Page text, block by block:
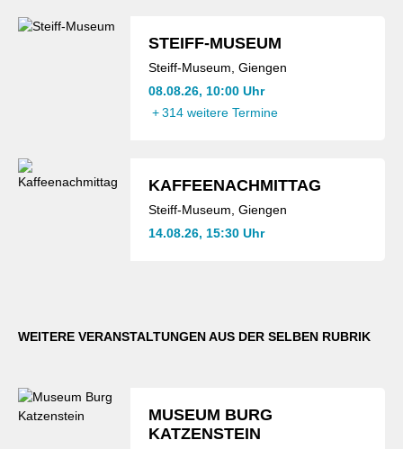
STEIFF-MUSEUM
Steiff-Museum, Giengen
08.08.26, 10:00 Uhr
+ 314 weitere Termine
KAFFEENACHMITTAG
Steiff-Museum, Giengen
14.08.26, 15:30 Uhr
WEITERE VERANSTALTUNGEN AUS DER SELBEN RUBRIK
MUSEUM BURG
KATZENSTEIN